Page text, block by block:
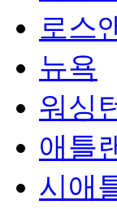
로스
뉴욕
워싱
애틀
시애